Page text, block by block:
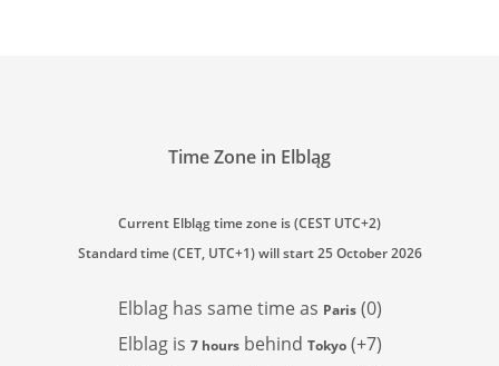
Time Zone in Elbląg
Current Elbląg time zone is (CEST UTC+2)
Standard time (CET, UTC+1) will start 25 October 2026
Elblag has same time as Paris(0)
Elblag is 7 hoursbehind Tokyo(+7)